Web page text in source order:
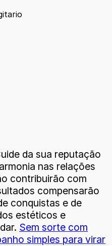
da sua reputação
nas relações
contribuirão com
compensarão
conquistas e de
estéticos e
Sem sorte com
simples para virar